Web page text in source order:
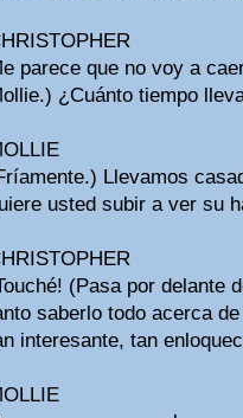
parece que no voy a
¿Cuánto tiempo
Llevamos
usted subir a ver su
(Pasa por delante
saberlo todo acerca
interesante, tan